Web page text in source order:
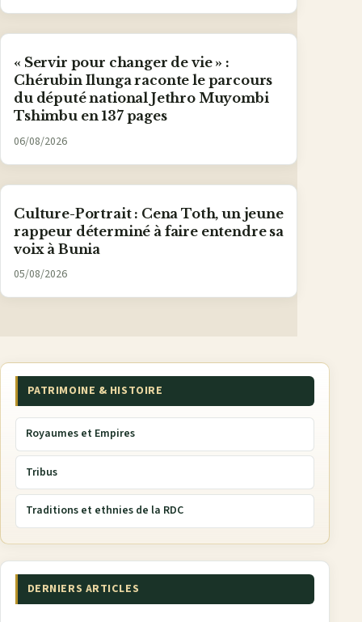
« Servir pour changer de vie » :
Chérubin Ilunga raconte le parcours
du député national Jethro Muyombi
Tshimbu en 137 pages
06/08/2026
Culture-Portrait : Cena Toth, un jeune
rappeur déterminé à faire entendre sa
voix à Bunia
05/08/2026
PATRIMOINE & HISTOIRE
Royaumes et Empires
Tribus
Traditions et ethnies de la RDC
DERNIERS ARTICLES